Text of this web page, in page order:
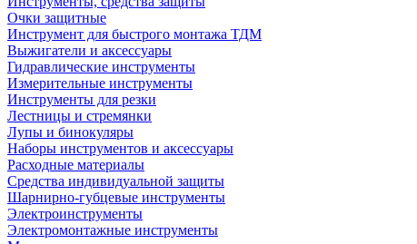
Очки защитные
Инструмент для быстрого монтажа ТДМ
Выжигатели и аксессуары
Гидравлические инструменты
Измерительные инструменты
Инструменты для резки
Лестницы и стремянки
Лупы и бинокуляры
Наборы инструментов и аксессуары
Расходные материалы
Средства индивидуальной защиты
Шарнирно-губцевые инструменты
Электроинструменты
Электромонтажные инструменты